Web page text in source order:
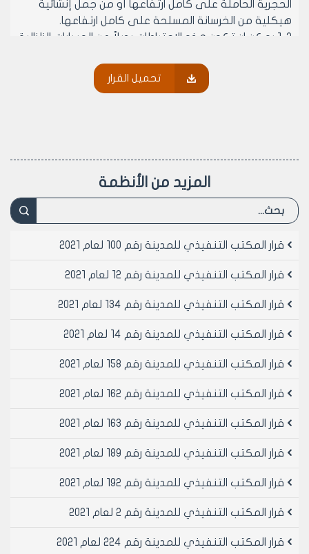
الحجرية الحاملة على كامل ارتفاعها أو من جمل إنشائية
هيكلية من الخرسانة المسلحة على كامل ارتفاعها.
1-2 يمكن ان تكون هذه الاحتياطات بديلاً عن الحسابات الزلزالية
المسلحة في المباني (1994) والكود العربي السوري
1-3 في حال المباني العادية المؤلفة من اطارات مقاومه
المكان يمكن تطبيق كافة الاحتياطات والاشتراطات الواردة
المنشآت بالخرسانة المسلحة (1995) والاشتراطات الإضافية
المقاومة للزلازل (الجزء الاول 1996).
2-1 يجب توحيد منسوب الأساسات وفي حال وجود قبو
الأساسات العلوية بالاتجاهين بجوائز تقويم (شيناجات)
جسور سقف القبو الجزئي. تحدد أبعاد مقاطع هذه الجوائز
كما في الفقرة (4-9).
بعرض أكبر من مرة ونصف سماكة الجدران فيجب اعتماد
ومحور الجدار (إضافة جوائز تقويم، جدران متعامدة، لمعات
2-3 يجب أن تكون العناصر الإنشائية الحاملة (أعمدة أو جدران
2-4 يجب أن تكون الاحمال الشاقولية في كافة الطوابق
تحميل القرار
المزيد من الأنظمة
قرار المكتب التنفيذي للمدينة رقم 100 لعام 2021
قرار المكتب التنفيذي للمدينة رقم 12 لعام 2021
قرار المكتب التنفيذي للمدينة رقم 134 لعام 2021
قرار المكتب التنفيذي للمدينة رقم 14 لعام 2021
قرار المكتب التنفيذي للمدينة رقم 158 لعام 2021
قرار المكتب التنفيذي للمدينة رقم 162 لعام 2021
قرار المكتب التنفيذي للمدينة رقم 163 لعام 2021
قرار المكتب التنفيذي للمدينة رقم 189 لعام 2021
قرار المكتب التنفيذي للمدينة رقم 192 لعام 2021
قرار المكتب التنفيذي للمدينة رقم 2 لعام 2021
قرار المكتب التنفيذي للمدينة رقم 224 لعام 2021